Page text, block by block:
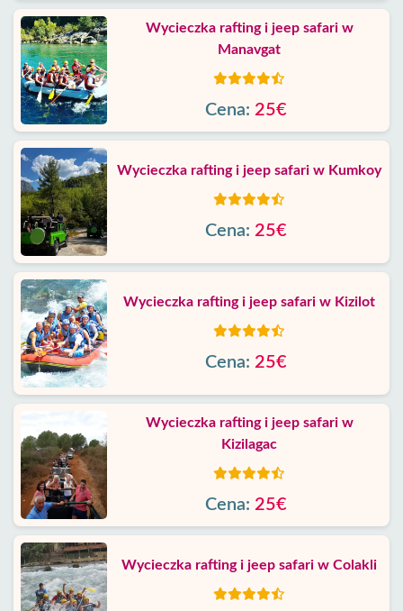
Wycieczka rafting i jeep safari w
Manavgat
Cena: 25€
Wycieczka rafting i jeep safari w Kumkoy
Cena: 25€
Wycieczka rafting i jeep safari w Kizilot
Cena: 25€
Wycieczka rafting i jeep safari w
Kizilagac
Cena: 25€
Wycieczka rafting i jeep safari w Colakli